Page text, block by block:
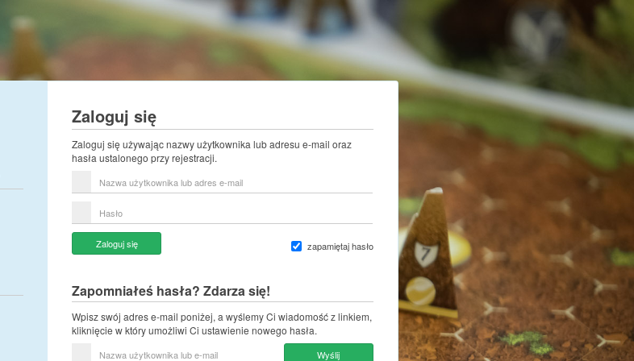
Zaloguj się
Zaloguj się używając nazwy użytkownika lub adresu e-mail oraz
hasła ustalonego przy rejestracji.
użytkownika
e-
mail
zapamiętaj hasło
Zaloguj się
Zapomniałeś hasła? Zdarza się!
Wpisz swój adres e-mail poniżej, a wyślemy Ci wiadomość z linkiem,
kliknięcie w który umożliwi Ci ustawienie nowego hasła.
Wyślij